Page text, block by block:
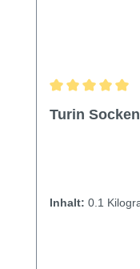
Turin
Inhalt: 0.1